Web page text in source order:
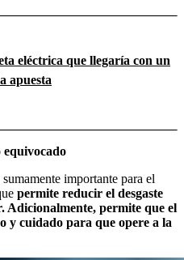
eléctrica que llegaría con un
apuesta
equivocado
importante para el
permite reducir el desgaste
Adicionalmente, permite que el
y cuidado para que opere a la